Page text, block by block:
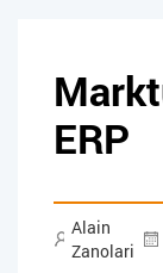
ERP
Alain
Zanolari